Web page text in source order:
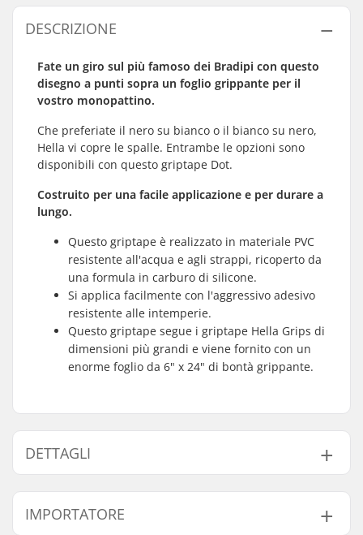
DESCRIZIONE
Fate un giro sul più famoso dei Bradipi con questo
disegno a punti sopra un foglio grippante per il
vostro monopattino.
Che preferiate il nero su bianco o il bianco su nero,
Hella vi copre le spalle. Entrambe le opzioni sono
disponibili con questo griptape Dot.
Costruito per una facile applicazione e per durare a
lungo.
Questo griptape è realizzato in materiale PVC
resistente all'acqua e agli strappi, ricoperto da
una formula in carburo di silicone.
Si applica facilmente con l'aggressivo adesivo
resistente alle intemperie.
Questo griptape segue i griptape Hella Grips di
dimensioni più grandi e viene fornito con un
enorme foglio da 6" x 24" di bontà grippante.
DETTAGLI
Lunghezza:
61cm (24")
Larghezza:
IMPORTATORE